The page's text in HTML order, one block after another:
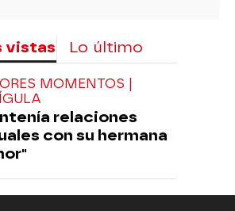
vistas Lo último
MOMENTOS |
relaciones
con su hermana